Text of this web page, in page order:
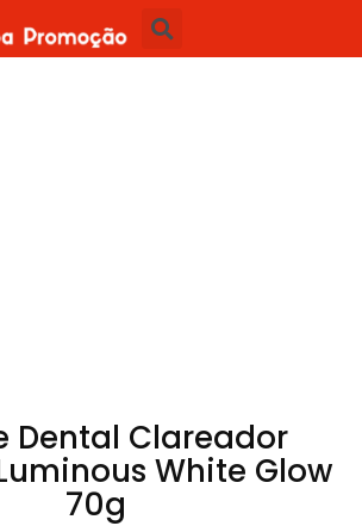
Dental Clareador
White Glow
70g